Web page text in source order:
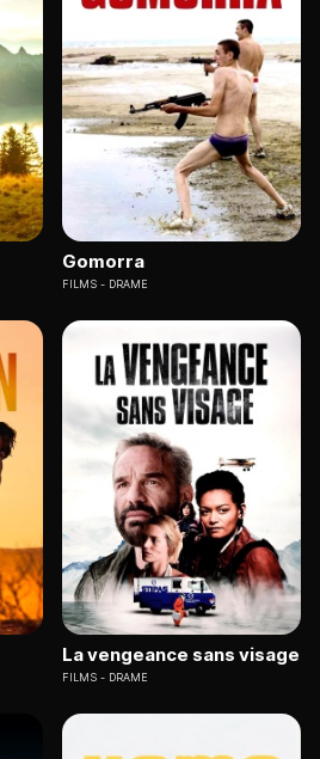
Gomorra
FILMS DRAME
La vengeance sans visage
FILMS DRAME